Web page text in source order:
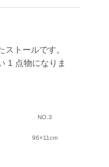
トールです。
1 点物になりま
NO.3
96×11cm